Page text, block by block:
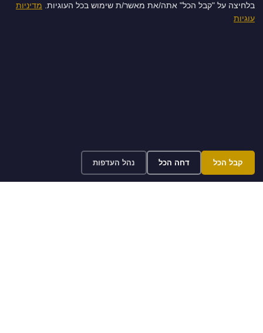
בלחיצה על "קבל הכל" אתה/את מאשר/ת שימוש בכל העוגיות. מדיניות
עוגיות
קבל הכל דחה הכל נהל העדפות